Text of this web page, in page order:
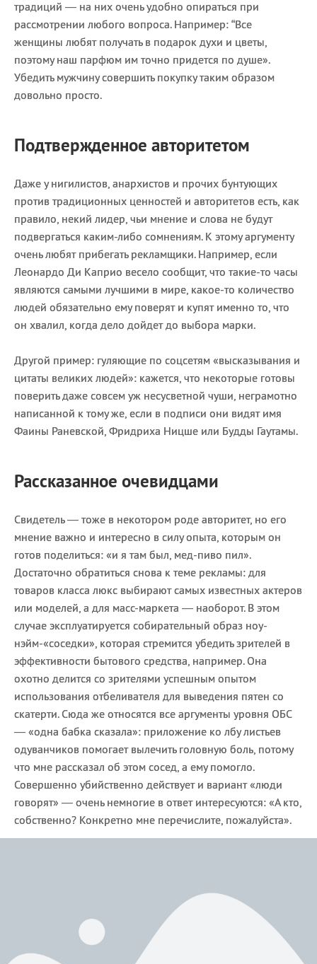
традиций — на них очень удобно опираться при
рассмотрении любого вопроса. Например: “Все
женщины любят получать в подарок духи и цветы,
поэтому наш парфюм им точно придется по душе».
Убедить мужчину совершить покупку таким образом
довольно просто.
Подтвержденное авторитетом
Даже у нигилистов, анархистов и прочих бунтующих
против традиционных ценностей и авторитетов есть, как
правило, некий лидер, чьи мнение и слова не будут
подвергаться каким-либо сомнениям. К этому аргументу
очень любят прибегать рекламщики. Например, если
Леонардо Ди Каприо весело сообщит, что такие-то часы
являются самыми лучшими в мире, какое-то количество
людей обязательно ему поверят и купят именно то, что
он хвалил, когда дело дойдет до выбора марки.
Другой пример: гуляющие по соцсетям «высказывания и
цитаты великих людей»: кажется, что некоторые готовы
поверить даже совсем уж несусветной чуши, неграмотно
написанной к тому же, если в подписи они видят имя
Фаины Раневской, Фридриха Ницше или Будды Гаутамы.
Рассказанное очевидцами
Свидетель — тоже в некотором роде авторитет, но его
мнение важно и интересно в силу опыта, которым он
готов поделиться: «и я там был, мед-пиво пил».
Достаточно обратиться снова к теме рекламы: для
товаров класса люкс выбирают самых известных актеров
или моделей, а для масс-маркета — наоборот. В этом
случае эксплуатируется собирательный образ ноу-
нэйм-«соседки», которая стремится убедить зрителей в
эффективности бытового средства, например. Она
охотно делится со зрителями успешным опытом
использования отбеливателя для выведения пятен со
скатерти. Сюда же относятся все аргументы уровня ОБС
— «одна бабка сказала»: приложение ко лбу листьев
одуванчиков помогает вылечить головную боль, потому
что мне рассказал об этом сосед, а ему помогло.
Совершенно убийственно действует и вариант «люди
говорят» — очень немногие в ответ интересуются: «А кто,
собственно? Конкретно мне перечислите, пожалуйста».